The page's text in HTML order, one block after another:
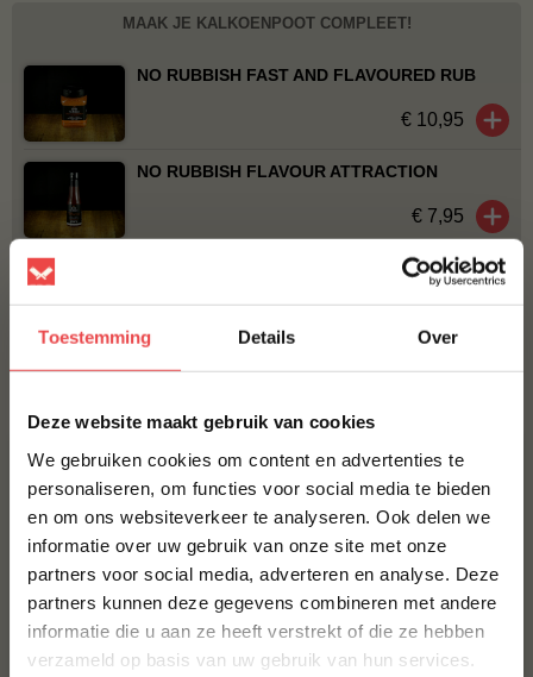
Toestemming Details Over
Deze website maakt gebruik van cookies
We gebruiken cookies om content en advertenties te
personaliseren, om functies voor social media te bieden
en om ons websiteverkeer te analyseren. Ook delen we
informatie over uw gebruik van onze site met onze
partners voor social media, adverteren en analyse. Deze
partners kunnen deze gegevens combineren met andere
informatie die u aan ze heeft verstrekt of die ze hebben
verzameld op basis van uw gebruik van hun services.
MAAK JE KALKOENPOOT COMPLEET!
NO RUBBISH FAST AND FLAVOURED RUB
€ 10,95
NO RUBBISH FLAVOUR ATTRACTION
€ 7,95
€ 5,50
(24 ) (1 )
10% korting op je
eerste bestelling*
Schrijf je in voor onze nieuwsbrief en ontvang direct
10% korting op jouw eerste bestelling.